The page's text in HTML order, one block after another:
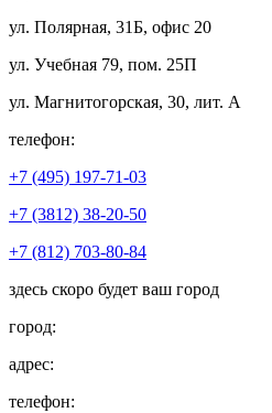
ул. Полярная, 31Б, офис 20
ул. Учебная 79, пом. 25П
ул. Магнитогорская, 30, лит. А
телефон:
+7 (495) 197-71-03
+7 (3812) 38-20-50
+7 (812) 703-80-84
здесь скоро будет ваш город
город:
адрес:
телефон: